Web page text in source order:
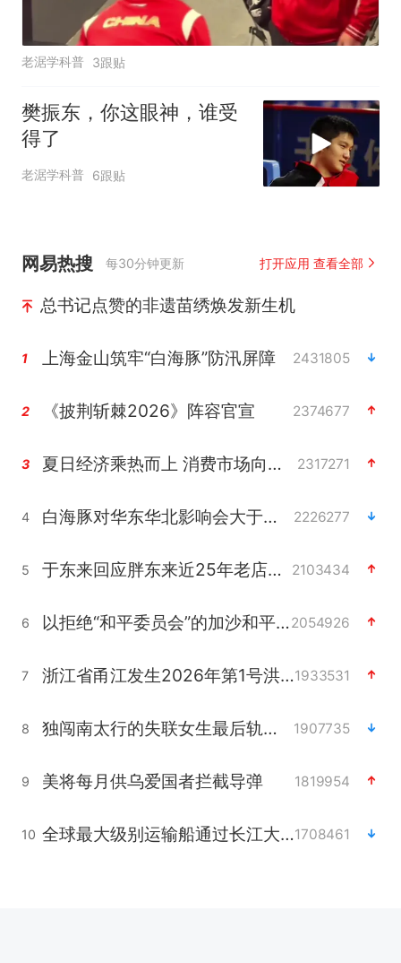
老涺学科普 3跟贴
樊振东，你这眼神，谁受
得了
老涺学科普 6跟贴
网易热搜 每30分钟更新 打开应用 查看全部
总书记点赞的非遗苗绣焕发新生机
1 上海金山筑牢“白海豚”防汛屏障 2431805
2 《披荆斩棘2026》阵容官宣 2374677
3 夏日经济乘热而上 消费市场向新而行 2317271
4 白海豚对华东华北影响会大于巴威 2226277
5 于东来回应胖东来近25年老店年底关闭 2103434
6 以拒绝“和平委员会”的加沙和平计划2054926
7 浙江省甬江发生2026年第1号洪水1933531
8 独闯南太行的失联女生最后轨迹已确认 1907735
9 美将每月供乌爱国者拦截导弹 1819954
10 全球最大级别运输船通过长江大桥1708461